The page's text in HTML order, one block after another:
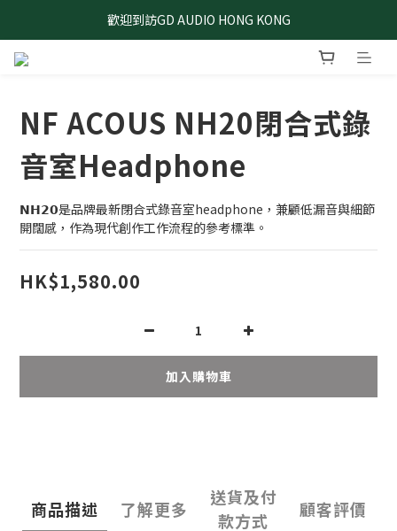
歡迎到訪GD AUDIO HONG KONG
NF ACOUS NH20閉合式錄
音室Headphone
𝗡𝗛𝟮𝟬是品牌最新閉合式錄音室headphone，兼顧低漏音與細節
開闊感，作為現代創作工作流程的參考標準。
HK$1,580.00
加入購物車
商品描述 了解更多
送貨及付
款方式
顧客評價